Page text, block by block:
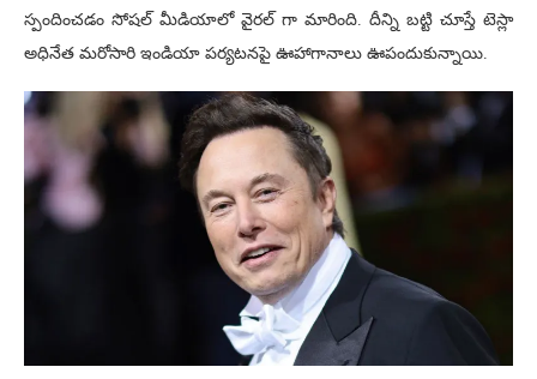
స్పందించడం సోషల్ మీడియాలో వైరల్ గా మారింది. దీన్ని బట్టి చూస్తే టెస్లా
అధినేత మరోసారి ఇండియా పర్యటనపై ఊహాగానాలు ఊపందుకున్నాయి.